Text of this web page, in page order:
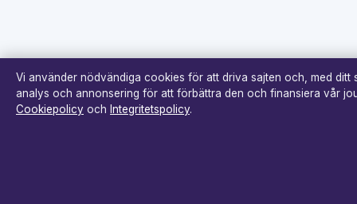
Vi använder nödvändiga cookies för att driva sajten och, med ditt
analys och annonsering för att förbättra den och finansiera vår
Cookiepolicy och Integritetspolicy.